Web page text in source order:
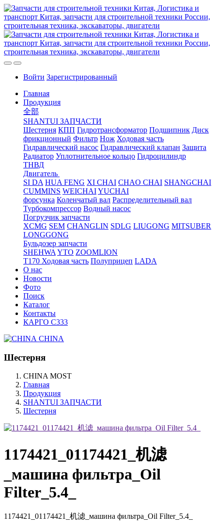
Войти Зарегистрированный
Главная
Продукция
全部
SHANTUI ЗАПЧАСТИ
Шестерня КПП Гидротрансформатор Подшипник Диск
фрикционный Фильтр Нож Ходовая часть
Гидравлический насос Гидравлический клапан Защита
Радиатор Уплотнительное кольцо Гидроцилиндр
ТНВД
Двигатель
SI DA HUA FENG XI CHAI CHAO CHAI SHANGCHAI
CUMMINS WEICHAIYUCHAI
форсунка Коленчатый вал Распределительный вал
Турбокомпрессор Водный насос
Погрузчик запчасти
XCMG SEM CHANGLIN SDLG LIUGONG MITSUBER
LONGGONG
Бульдозер запчасти
SHEHWA YTO ZOOMLION
T170 Ходовая часть Полуприцеп LADA
О нас
Новости
Фото
Поиск
Каталог
Контакты
КАРГО С333
CHINA
Шестерня
CHINA MOST
Главная
Продукция
SHANTUI ЗАПЧАСТИ
Шестерня
1174421_01174421_机滤
_машина фильтра_Oil
Filter_5.4_
1174421_01174421_机滤_машина фильтра_Oil Filter_5.4_